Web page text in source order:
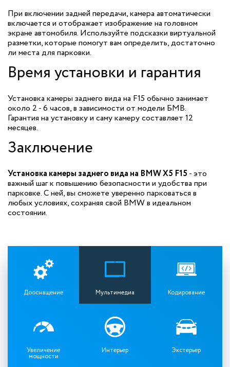
При включении задней передачи, камера автоматически
включается и отображает изображение на головном
экране автомобиля. Используйте подсказки виртуальной
разметки, которые помогут вам определить, достаточно
ли места для парковки.
Время установки и гарантия
Установка камеры заднего вида на F15 обычно занимает
около 2 - 6 часов, в зависимости от модели БМВ.
Гарантия на установку и саму камеру составляет 12
месяцев.
Заключение
Установка камеры заднего вида на BMW X5 F15 - это
важный шаг к повышению безопасности и удобства при
парковке. С ней, вы сможете уверенно парковаться в
любых условиях, сохраняя свой BMW в идеальном
состоянии.
Дооснащение Мультимедиа Кодирование
Увеличение
мощности
Интерьер Экстерьер